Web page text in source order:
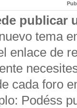
publicar
tema
enlace de
cada foro
Podéss